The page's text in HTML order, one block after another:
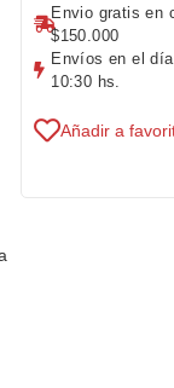
Envio gratis en
$150.000
Envíos en el
10:30 hs.
Añadir a